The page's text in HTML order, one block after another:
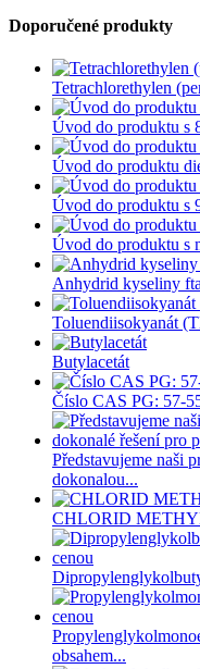
Doporučené produkty
Tetrachlorethylen
Úvod do produktu s
Úvod do produktu
Úvod do produktu s
Úvod do produktu s
Anhydrid kyseliny
Toluendiisokyanát
Butylacetát
Číslo CAS PG: 57-
Představujeme naši
dokonalou...
CHLORID
obsahem...